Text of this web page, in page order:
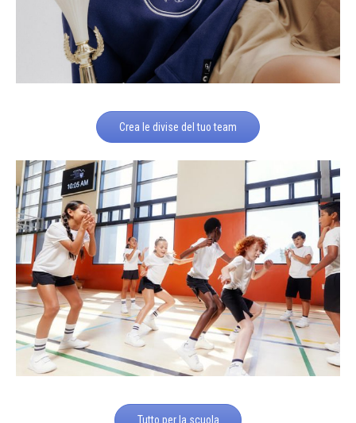
Crea le divise del tuo team
Tutto per la scuola